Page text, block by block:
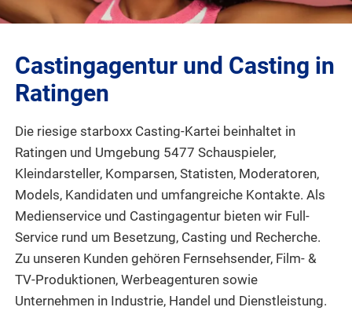
PROJEKTE
LOGIN
KONTAKT
| EN
Castingagentur und Casting in
Ratingen
Die riesige starboxx Casting-Kartei beinhaltet in
Ratingen und Umgebung 5477 Schauspieler,
Kleindarsteller, Komparsen, Statisten, Moderatoren,
Models, Kandidaten und umfangreiche Kontakte. Als
Medienservice und Castingagentur bieten wir Full-
Service rund um Besetzung, Casting und Recherche.
Zu unseren Kunden gehören Fernsehsender, Film- &
TV-Produktionen, Werbeagenturen sowie
Unternehmen in Industrie, Handel und Dienstleistung.